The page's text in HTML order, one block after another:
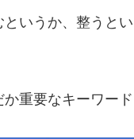
いうか、整うと
重要なキーワード